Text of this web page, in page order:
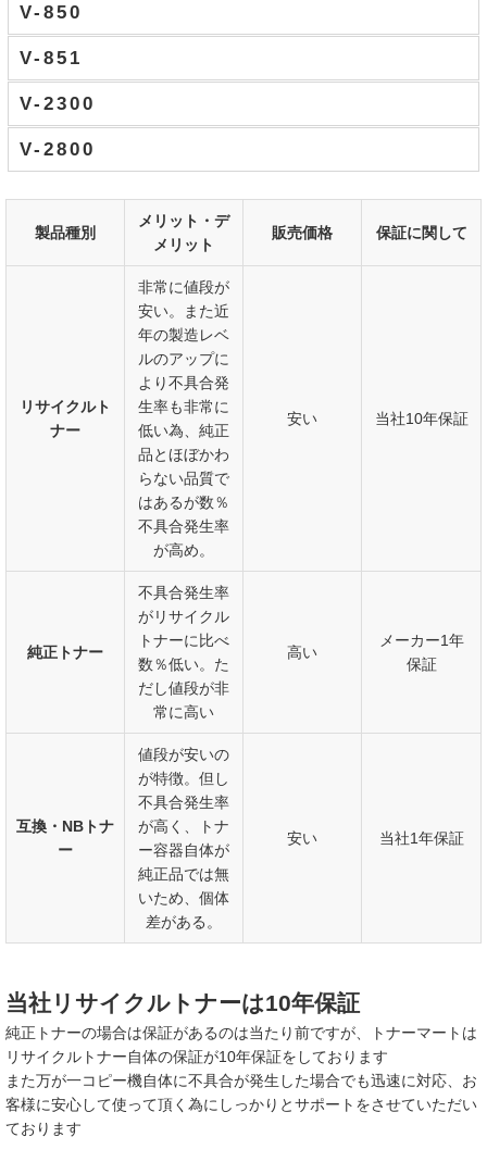
V-850
V-851
V-2300
V-2800
製品種別
メリット・デ
メリット
販売価格 保証に関して
リサイクルト
ナー
非常に値段が
安い。また近
年の製造レベ
ルのアップに
より不具合発
生率も非常に
低い為、純正
品とほぼかわ
らない品質で
はあるが数％
不具合発生率
が高め。
安い 当社10年保証
純正トナー
不具合発生率
がリサイクル
トナーに比べ
数％低い。た
だし値段が非
常に高い
高い
メーカー1年
保証
互換・NBトナ
ー
値段が安いの
が特徴。但し
不具合発生率
が高く、トナ
ー容器自体が
純正品では無
いため、個体
差がある。
安い 当社1年保証
当社リサイクルトナーは10年保証
純正トナーの場合は保証があるのは当たり前ですが、トナーマートは
リサイクルトナー自体の保証が10年保証をしております
また万が一コピー機自体に不具合が発生した場合でも迅速に対応、お
客様に安心して使って頂く為にしっかりとサポートをさせていただい
ております